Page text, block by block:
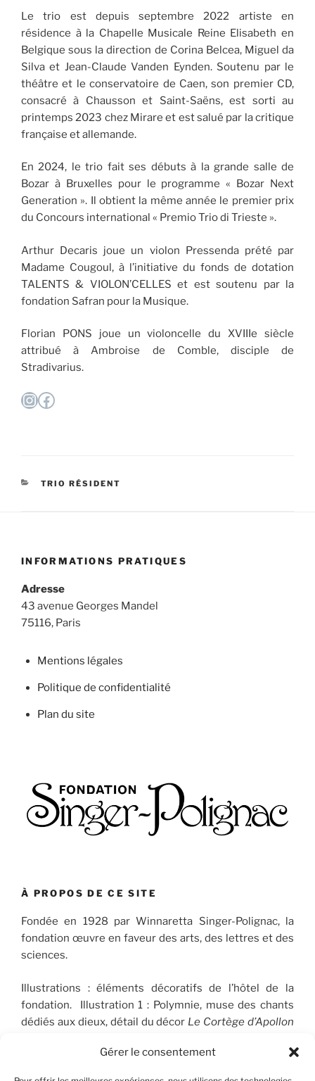
Gérer le consentement
Le trio est depuis septembre 2022 artiste en
résidence à la Chapelle Musicale Reine Elisabeth en
Belgique sous la direction de Corina Belcea, Miguel da
Silva et Jean-Claude Vanden Eynden. Soutenu par le
théâtre et le conservatoire de Caen, son premier CD,
consacré à Chausson et Saint-Saëns, est sorti au
printemps 2023 chez Mirare et est salué par la critique
française et allemande.
En 2024, le trio fait ses débuts à la grande salle de
Bozar à Bruxelles pour le programme « Bozar Next
Generation ». Il obtient la même année le premier prix
du Concours international « Premio Trio di Trieste ».
Arthur Decaris joue un violon Pressenda prété par
Madame Cougoul, à l’initiative du fonds de dotation
TALENTS & VIOLON’CELLES et est soutenu par la
fondation Safran pour la Musique.
Florian PONS joue un violoncelle du XVIIIe siècle
attribué à Ambroise de Comble, disciple de
Stradivarius.
Instagram
Facebook
CATÉGORIES
TRIO RÉSIDENT
INFORMATIONS PRATIQUES
Adresse
43 avenue Georges Mandel
75116, Paris
Mentions légales
Politique de confidentialité
Plan du site
À PROPOS DE CE SITE
Fondée en 1928 par Winnaretta Singer-Polignac, la
fondation œuvre en faveur des arts, des lettres et des
sciences.
Illustrations : éléments décoratifs de l’hôtel de la
fondation. Illustration 1 : Polymnie, muse des chants
dédiés aux dieux, détail du décor Le Cortège d’Apollon
orne le plafond du Salon de musique. © FSP/OLG